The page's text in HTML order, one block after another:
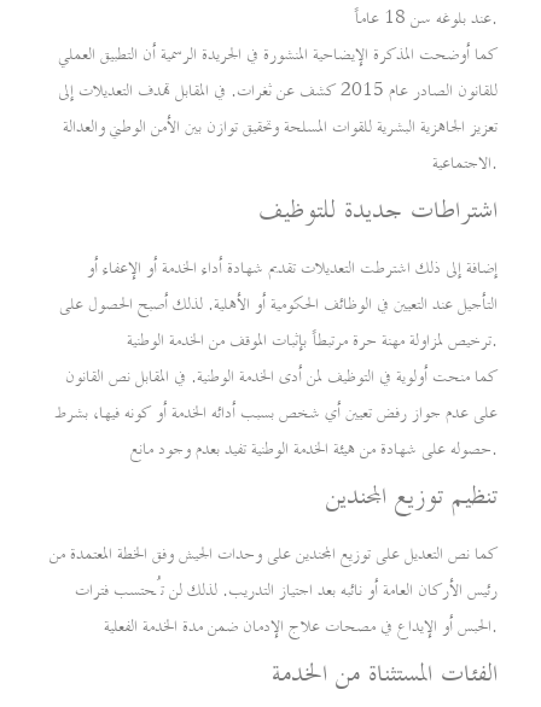
عند بلوغه سن 18 عاماً.
كما أوضحت المذكرة الإيضاحية المنشورة في الجريدة الرسمية أن التطبيق العملي
للقانون الصادر عام 2015 كشف عن ثغرات. في المقابل تهدف التعديلات إلى
تعزيز الجاهزية البشرية للقوات المسلحة وتحقيق توازن بين الأمن الوطني والعدالة
الاجتماعية.
اشتراطات جديدة للتوظيف
إضافة إلى ذلك اشترطت التعديلات تقديم شهادة أداء الخدمة أو الإعفاء أو
التأجيل عند التعيين في الوظائف الحكومية أو الأهلية. لذلك أصبح الحصول على
ترخيص لمزاولة مهنة حرة مرتبطاً بإثبات الموقف من الخدمة الوطنية.
كما منحت أولوية في التوظيف لمن أدى الخدمة الوطنية. في المقابل نص القانون
على عدم جواز رفض تعيين أي شخص بسبب أدائه الخدمة أو كونه فيها، بشرط
حصوله على شهادة من هيئة الخدمة الوطنية تفيد بعدم وجود مانع.
تنظيم توزيع المجندين
كما نص التعديل على توزيع المجندين على وحدات الجيش وفق الخطة المعتمدة من
رئيس الأركان العامة أو نائبه بعد اجتياز التدريب. لذلك لن تُحتسب فترات
الحبس أو الإيداع في مصحات علاج الإدمان ضمن مدة الخدمة الفعلية.
الفئات المستثناة من الخدمة